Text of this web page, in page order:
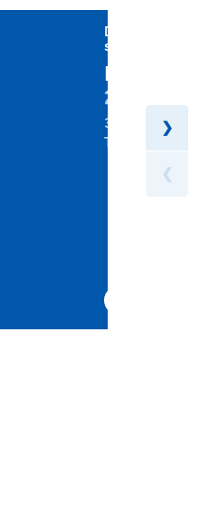
Diplôme
spécialisées
2-070-1-
30 crédits
Temps plein
❯
❮